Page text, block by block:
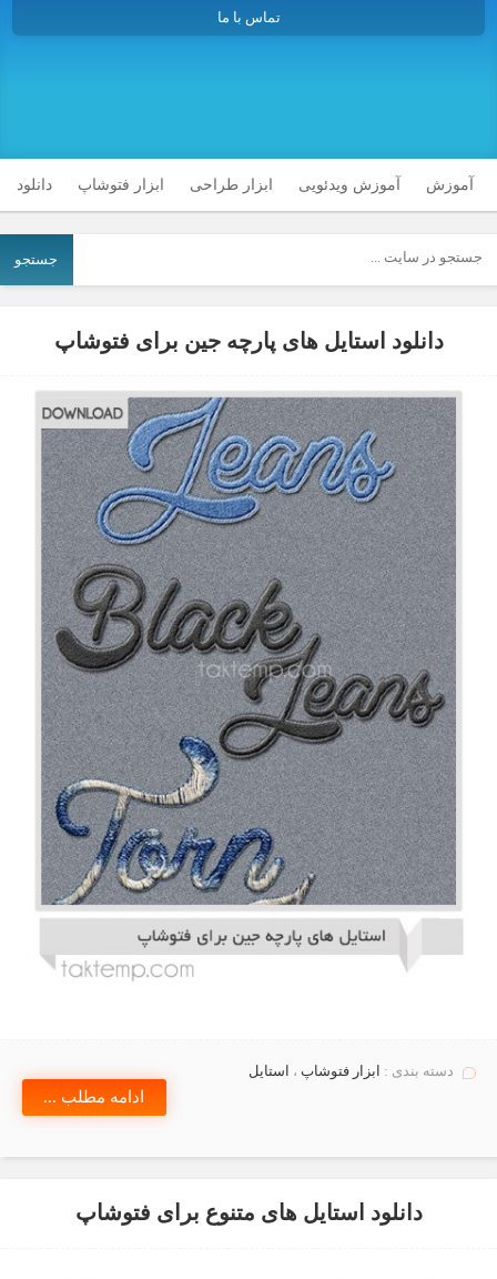
تماس با ما
آموزش آموزش ویدئویی ابزار طراحی ابزار فتوشاپ دانلود
جستجو
دانلود استایل های پارچه جین برای فتوشاپ
دسته بندی : ابزار فتوشاپ ، استايل
ادامه مطلب ...
دانلود استایل های متنوع برای فتوشاپ